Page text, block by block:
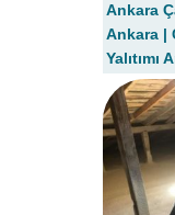
Ankara
Ankara |
Yalıtımı